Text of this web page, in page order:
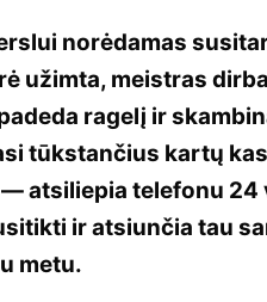
norėdamas
užimta, meistras
ragelį ir
tūkstančius kartų
atsiliepia telefonu 24
ir atsiunčia tau
metu.